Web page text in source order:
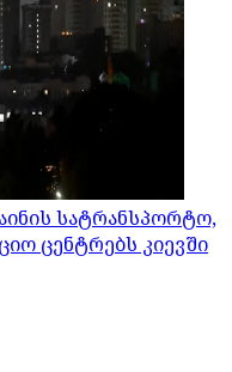
სატრანსპორტო,
ცენტრებს კიევში